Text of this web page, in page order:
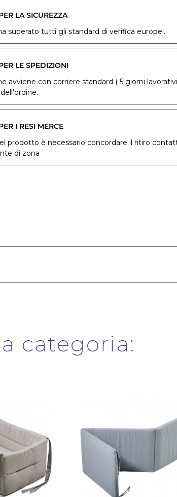
LA SICUREZZA
superato tutti gli standard di verifica europei.
LE SPEDIZIONI
avviene con corriere standard ( 5 giorni
I RESI MERCE
prodotto è necessario concordare il ritiro
di zona
categoria: